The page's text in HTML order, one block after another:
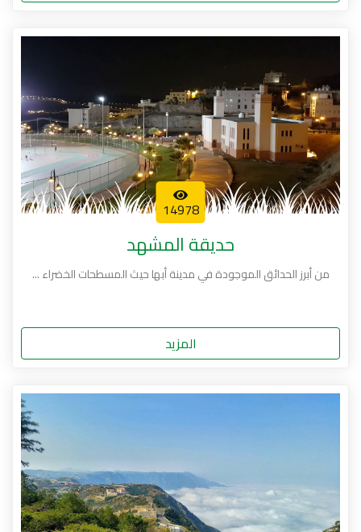
14978
حديقة المشهد
من أبرز الحدائق الموجودة في مدينة أبها حيث المسطحات الخضراء ...
المزيد